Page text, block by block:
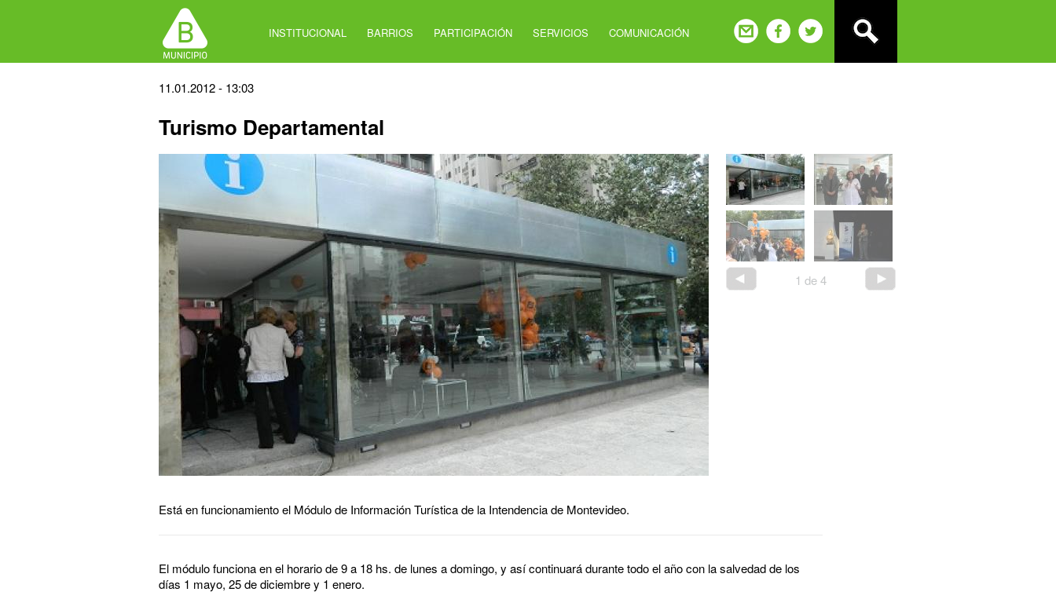
INSTITUCIONAL BARRIOS PARTICIPACIÓN SERVICIOS COMUNICACIÓN
Back
top
11.01.2012 - 13:03
Turismo Departamental
1 de4
Está en funcionamiento el Módulo de Información Turística de la Intendencia de Montevideo.
El módulo funciona en el horario de 9 a 18 hs. de lunes a domingo, y así continuará durante todo el año con la salvedad de los
días 1 mayo, 25 de diciembre y 1 enero.